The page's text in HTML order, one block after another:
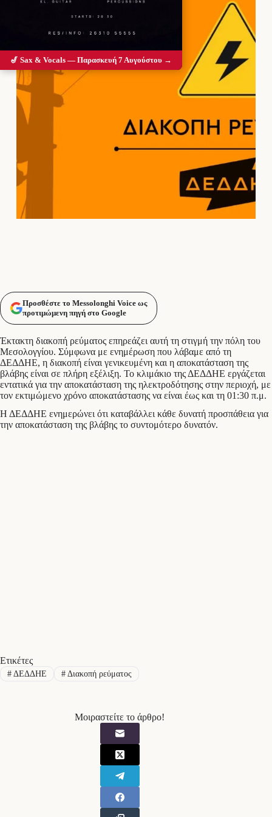
Προσθέστε το Messolonghi Voice ως
προτιμώμενη πηγή στο Google
Έκτακτη διακοπή ρεύματος επηρεάζει αυτή τη στιγμή την πόλη του
Μεσολογγίου. Σύμφωνα με ενημέρωση που λάβαμε από τη
ΔΕΔΔΗΕ, η διακοπή είναι γενικευμένη και η αποκατάσταση της
βλάβης είναι σε πλήρη εξέλιξη. Το κλιμάκιο της ΔΕΔΔΗΕ εργάζεται
εντατικά για την αποκατάσταση της ηλεκτροδότησης στην περιοχή, με
τον εκτιμώμενο χρόνο αποκατάστασης να είναι έως και τη 01:30 π.μ.
Η ΔΕΔΔΗΕ ενημερώνει ότι καταβάλλει κάθε δυνατή προσπάθεια για
την αποκατάσταση της βλάβης το συντομότερο δυνατόν.
Ετικέτες
#ΔΕΔΔΗΕ #Διακοπή ρεύματος
Μοιραστείτε το άρθρο!
🎷 Sax & Vocals — Παρασκευή 7 Αυγούστου →